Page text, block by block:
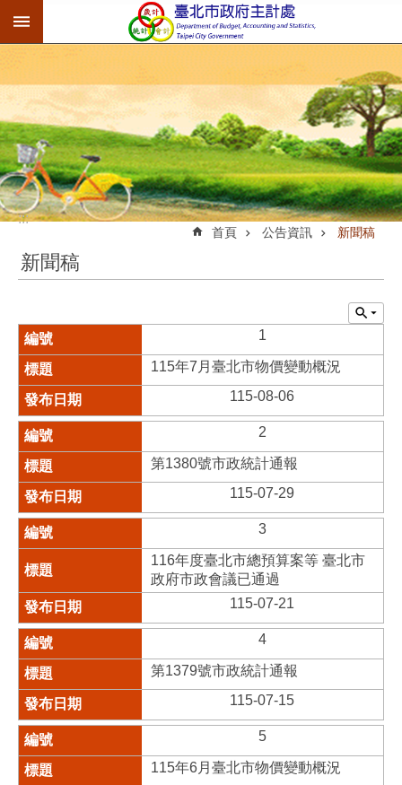
跳到主要內容區塊
:::
首頁 公告資訊 新聞稿
新聞稿
1
115年7月臺北市物價變動概況
115-08-06
2
第1380號市政統計通報
115-07-29
3
116年度臺北市總預算案等 臺北市
政府市政會議已通過
115-07-21
4
第1379號市政統計通報
115-07-15
5
115年6月臺北市物價變動概況